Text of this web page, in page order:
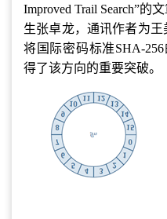
Improved Trail Search”的
生张卓龙，通讯作者为
将国际密码标准SHA-
得了该方向的重要突破。